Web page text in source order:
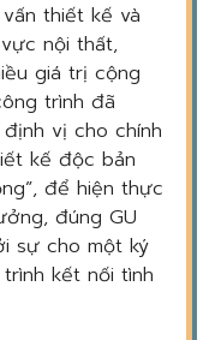
thiết kế và
nội thất,
giá trị cộng
trình đã
vị cho chính
kế độc bản
để hiện thực
đúng GU
sự cho một ký
kết nối tình